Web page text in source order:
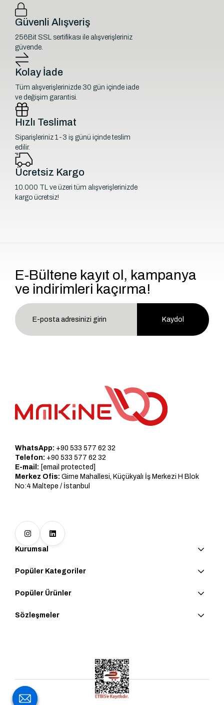
Güvenli Alışveriş
256Bit SSL sertifikası ile alışverişleriniz
güvende.
Kolay İade
Tüm alışverişlerinizde 30 gün içinde iade
ve değişim garantisi.
Hızlı Teslimat
Siparişleriniz 1-3 iş günü içinde teslim
edilir.
Ücretsiz Kargo
10.000 TL ve üzeri tüm alışverişlerinizde
kargo ücretsiz!
E-Bültene kayıt ol, kampanya
ve indirimleri kaçırma!
Kaydol
WhatsApp: +90 533 577 62 32
Telefon: +90 533 577 62 32
E-mail: [email protected]
Merkez Ofis: Girne Mahallesi, Küçükyalı İş Merkezi H Blok
No:4 Maltepe / İstanbul
Kurumsal
Popüler Kategoriler
Popüler Ürünler
Sözleşmeler